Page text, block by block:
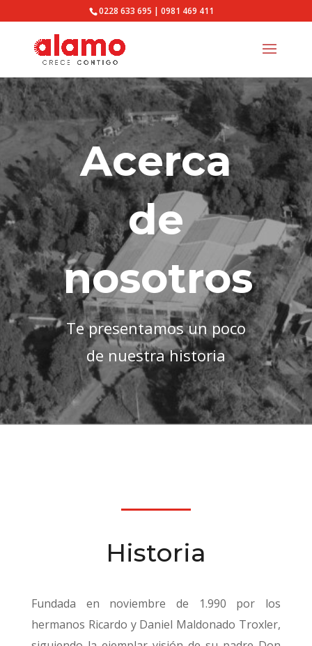
0228 633 695 | 0981 469 411
Acerca
de
nosotros
Te presentamos un poco
de nuestra historia
Historia
Fundada en noviembre de 1.990 por los
hermanos Ricardo y Daniel Maldonado Troxler,